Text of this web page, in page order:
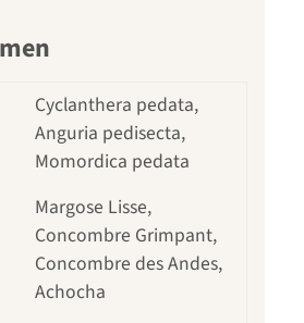
Cyclanthera pedata,
Anguria pedisecta,
Momordica pedata
Margose Lisse,
Concombre Grimpant,
Concombre des Andes,
Achocha